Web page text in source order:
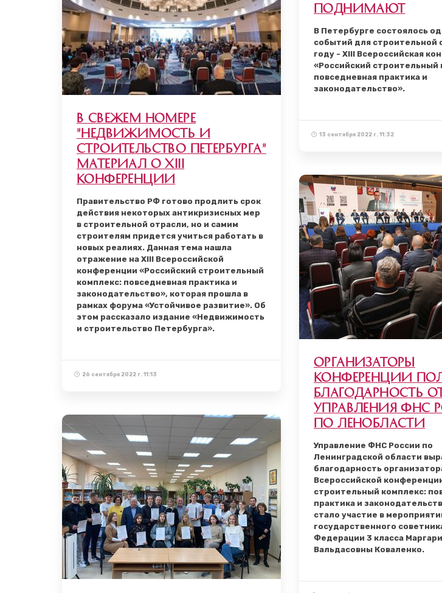
поднимают
В Петербурге состоялось
событий для строительной
году - XIII Всероссийская
«Российский строительный
повседневная практика и
законодательство».
13 сентября 2022 г. 11:32
В свежем номере
"Недвижимость и
строительство Петербурга"
материал о XIII
Конференции
Правительство РФ готово продлить срок
действия некоторых антикризисных мер
в строительной отрасли, но и самим
строителям придется учиться работать в
новых реалиях. Данная тема нашла
отражение на XIII Всероссийской
конференции «Российский строительный
комплекс: повседневная практика и
законодательство», которая прошла в
рамках форума «Устойчивое развитие». Об
этом рассказало издание «Недвижимость
и строительство Петербурга».
26 сентября 2022 г. 11:13
Организаторы
Конференции
благодарность
Управления ФНС
по Ленобласти
Управление ФНС России по
Ленинградской области
благодарность
Всероссийской
строительный комплекс:
практика и
стало участие в
государственного
Федерации 3 класса
Вальдасовны Коваленко.